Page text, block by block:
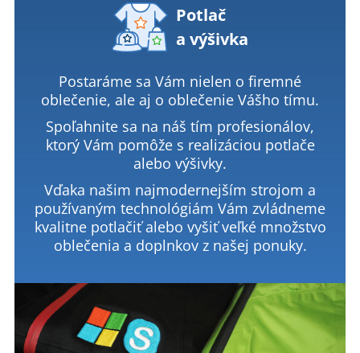
Potlač
a výšivka
Postaráme sa Vám nielen o firemné
oblečenie, ale aj o oblečenie Vášho tímu.
Spoľahnite sa na náš tím profesionálov,
ktorý Vám pomôže s realizáciou potlače
alebo výšivky.
Vďaka našim najmodernejším strojom a
používaným technológiám Vám zvládneme
kvalitne potlačiť alebo vyšiť veľké množstvo
oblečenia a doplnkov z našej ponuky.